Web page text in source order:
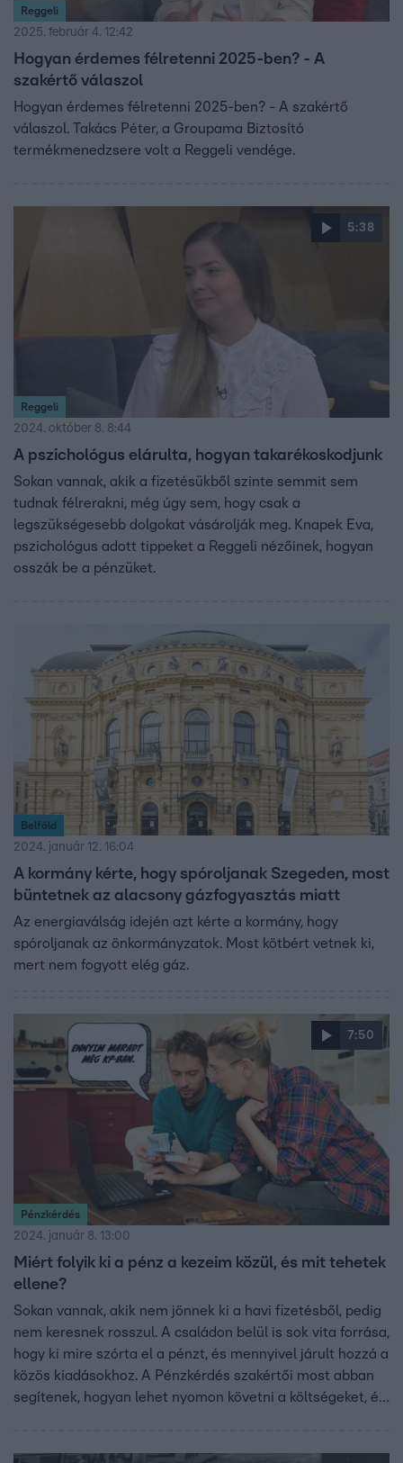
Reggeli
2025. február 4. 12:42
Hogyan érdemes félretenni 2025-ben? - A
szakértő válaszol
Hogyan érdemes félretenni 2025-ben? - A szakértő
válaszol. Takács Péter, a Groupama Biztosító
termékmenedzsere volt a Reggeli vendége.
5:38
Reggeli
2024. október 8. 8:44
A pszichológus elárulta, hogyan takarékoskodjunk
Sokan vannak, akik a fizetésükből szinte semmit sem
tudnak félrerakni, még úgy sem, hogy csak a
legszükségesebb dolgokat vásárolják meg. Knapek Eva,
pszichológus adott tippeket a Reggeli nézőinek, hogyan
osszák be a pénzüket.
Belföld
2024. január 12. 16:04
A kormány kérte, hogy spóroljanak Szegeden, most
büntetnek az alacsony gázfogyasztás miatt
Az energiaválság idején azt kérte a kormány, hogy
spóroljanak az önkormányzatok. Most kötbért vetnek ki,
mert nem fogyott elég gáz.
7:50
Pénzkérdés
2024. január 8. 13:00
Miért folyik ki a pénz a kezeim közül, és mit tehetek
ellene?
Sokan vannak, akik nem jönnek ki a havi fizetésből, pedig
nem keresnek rosszul. A családon belül is sok vita forrása,
hogy ki mire szórta el a pénzt, és mennyivel járult hozzá a
közös kiadásokhoz. A Pénzkérdés szakértői most abban
segítenek, hogyan lehet nyomon követni a költségeket, és